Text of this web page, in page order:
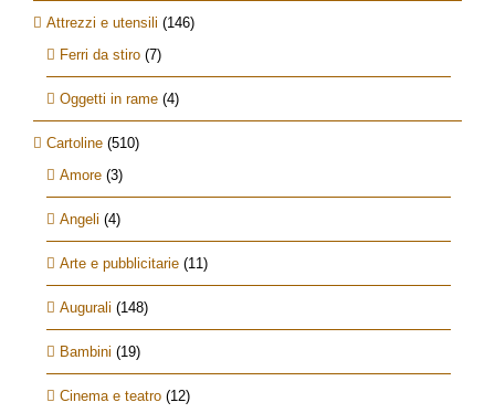
Attrezzi e utensili (146)
Ferri da stiro (7)
Oggetti in rame (4)
Cartoline (510)
Amore (3)
Angeli (4)
Arte e pubblicitarie (11)
Augurali (148)
Bambini (19)
Cinema e teatro (12)